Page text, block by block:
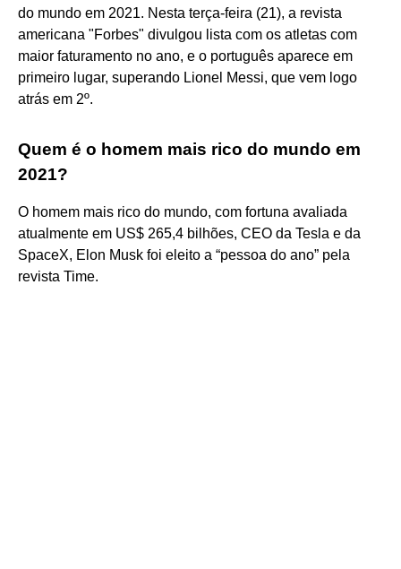
do mundo em 2021. Nesta terça-feira (21), a revista
americana "Forbes" divulgou lista com os atletas com
maior faturamento no ano, e o português aparece em
primeiro lugar, superando Lionel Messi, que vem logo
atrás em 2º.
Quem é o homem mais rico do mundo em
2021?
O homem mais rico do mundo, com fortuna avaliada
atualmente em US$ 265,4 bilhões, CEO da Tesla e da
SpaceX, Elon Musk foi eleito a “pessoa do ano” pela
revista Time.